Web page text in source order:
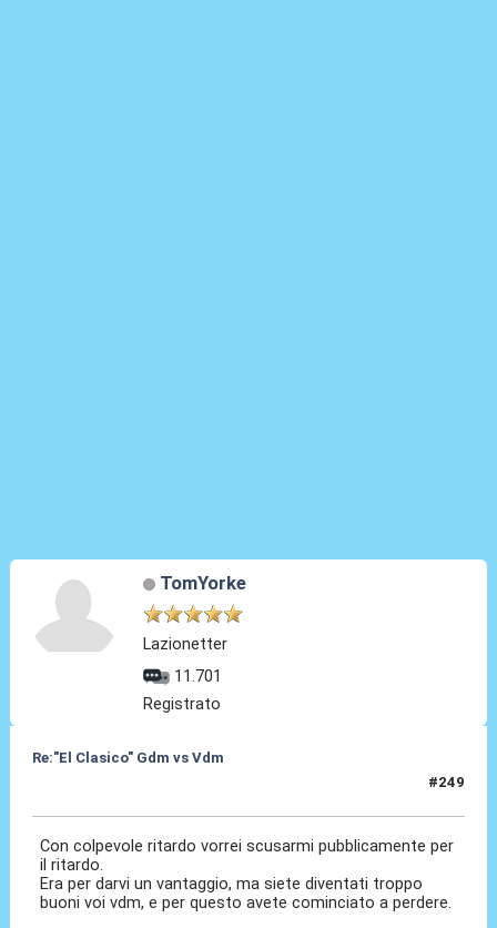
TomYorke
Lazionetter
11.701
Registrato
Re:"El Clasico" Gdm vs Vdm
#249
Con colpevole ritardo vorrei scusarmi pubblicamente per
il ritardo.
Era per darvi un vantaggio, ma siete diventati troppo
buoni voi vdm, e per questo avete cominciato a perdere.